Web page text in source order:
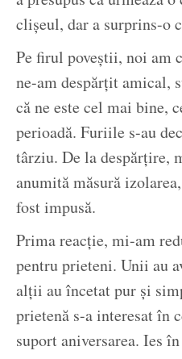
clișeul, dar a surprins-o
Pe firul poveștii, noi am
ne-am despărțit amical,
că ne este cel mai bine,
perioadă. Furiile s-au
târziu. De la despărțire,
anumită măsură
fost impusă.
Prima reacție, mi-am
pentru prieteni. Unii au
alții au încetat pur și
prietenă s-a interesat în
suport aniversarea. Ies